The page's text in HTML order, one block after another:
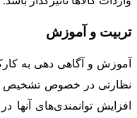
تربیت و آموزش
آموزش و آگاهی دهی به
نظارتی در خصوص تشخیص
افزایش توانمندی‌های آنها